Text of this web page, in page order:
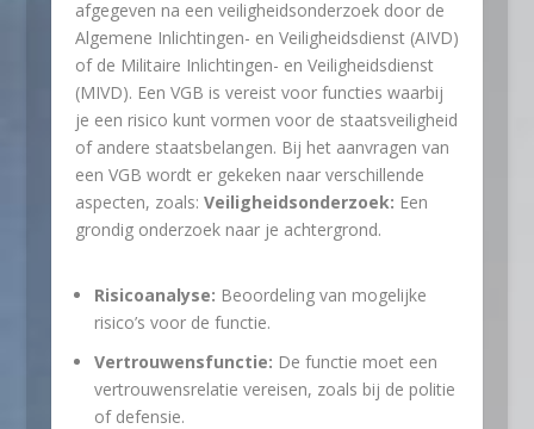
afgegeven na een veiligheidsonderzoek door de
Algemene Inlichtingen- en Veiligheidsdienst (AIVD)
of de Militaire Inlichtingen- en Veiligheidsdienst
(MIVD). Een VGB is vereist voor functies waarbij
je een risico kunt vormen voor de staatsveiligheid
of andere staatsbelangen. Bij het aanvragen van
een VGB wordt er gekeken naar verschillende
aspecten, zoals: Veiligheidsonderzoek: Een
grondig onderzoek naar je achtergrond.
Risicoanalyse: Beoordeling van mogelijke
risico’s voor de functie.
Vertrouwensfunctie: De functie moet een
vertrouwensrelatie vereisen, zoals bij de politie
of defensie.